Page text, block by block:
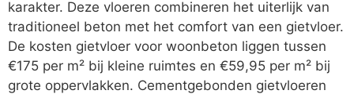
karakter. Deze vloeren combineren het uiterlijk van
traditioneel beton met het comfort van een gietvloer.
De kosten gietvloer voor woonbeton liggen tussen
€175 per m² bij kleine ruimtes en €59,95 per m² bij
grote oppervlakken. Cementgebonden gietvloeren